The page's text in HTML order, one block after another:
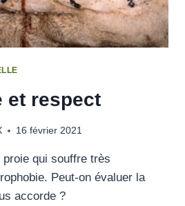
et respect
16 février 2021
proie qui souffre très
Peut-on évaluer la
accorde ?